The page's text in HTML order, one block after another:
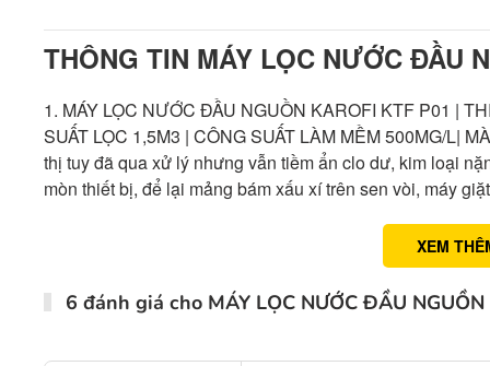
THÔNG TIN MÁY LỌC NƯỚC ĐẦU
1. MÁY LỌC NƯỚC ĐẦU NGUỒN KAROFI KTF P01 |
SUẤT LỌC 1,5M3 | CÔNG SUẤT LÀM MỀM 500MG/L|
thị tuy đã qua xử lý nhưng vẫn tiềm ẩn clo dư, kim loại
mòn thiết bị, để lại mảng bám xấu xí trên sen vòi, máy
XEM
6 đánh giá cho MÁY LỌC NƯỚC ĐẦU